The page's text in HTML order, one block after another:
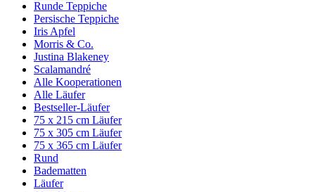
Runde Teppiche
Persische Teppiche
Iris Apfel
Morris & Co.
Justina Blakeney
Scalamandré
Alle Kooperationen
Alle Läufer
Bestseller-Läufer
75 x 215 cm Läufer
75 x 305 cm Läufer
75 x 365 cm Läufer
Rund
Badematten
Läufer